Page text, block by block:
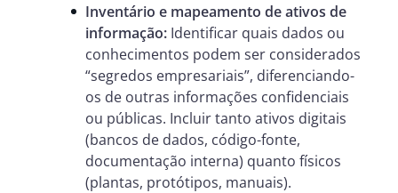
Inventário e mapeamento de ativos de
informação: Identificar quais dados ou
conhecimentos podem ser considerados
“segredos empresariais”, diferenciando-
os de outras informações confidenciais
ou públicas. Incluir tanto ativos digitais
(bancos de dados, código-fonte,
documentação interna) quanto físicos
(plantas, protótipos, manuais).